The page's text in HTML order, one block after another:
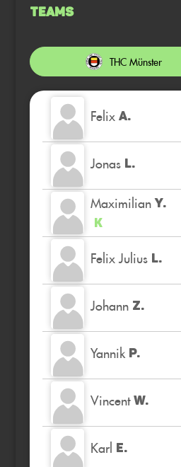
Teams
THC Münster
Felix A.
Jonas L.
Maximilian Y.
K
Felix Julius L.
Johann Z.
Yannik P.
Vincent W.
Karl E.